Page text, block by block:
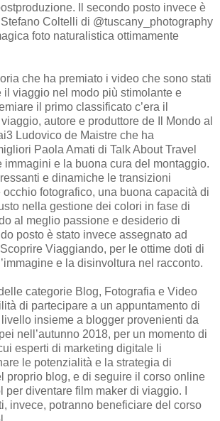
Il secondo posto invece è
Coltelli di @tuscany_photography
foto naturalistica ottimamente
che ha premiato i video che sono stati
il viaggio nel modo più stimolante e
il primo classificato c’era il
autore e produttore de Il Mondo al
Ludovico de Maistre che ha
Paola Amati di Talk About Travel
immagini e la buona cura del montaggio.
e dinamiche le transizioni
fotografico, una buona capacità di
nella gestione dei colori in fase di
al meglio passione e desiderio di
posto è stato invece assegnato ad
Viaggiando, per le ottime doti di
e la disinvoltura nel racconto.
categorie Blog, Fotografia e Video
di partecipare a un appuntamento di
insieme a blogger provenienti da
nell’autunno 2018, per un momento di
esperti di marketing digitale li
le potenzialità e la strategia di
proprio blog, e di seguire il corso online
diventare film maker di viaggio. I
invece, potranno beneficiare del corso